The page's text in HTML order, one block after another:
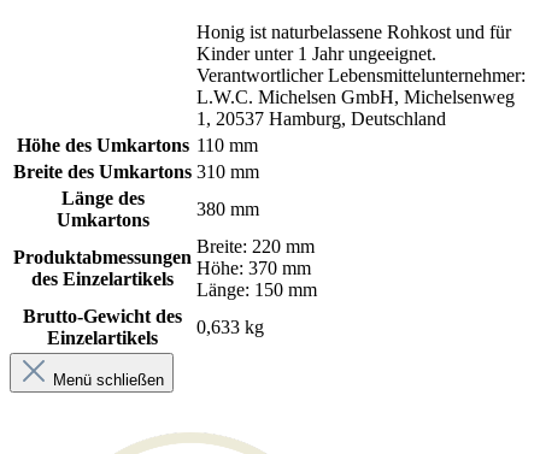
Honig ist naturbelassene Rohkost und für
Kinder unter 1 Jahr ungeeignet.
Verantwortlicher Lebensmittelunternehmer:
L.W.C. Michelsen GmbH, Michelsenweg
1, 20537 Hamburg, Deutschland
Höhe des Umkartons 110 mm
Breite des Umkartons 310 mm
Länge des
Umkartons
380 mm
Produktabmessungen
des Einzelartikels
Breite: 220 mm
Höhe: 370 mm
Länge: 150 mm
Brutto-Gewicht des
Einzelartikels
0,633 kg
Menü schließen